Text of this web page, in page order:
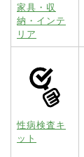
家具・収
納・インテ
リア
性病検査キ
ット